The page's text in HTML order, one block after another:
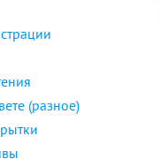
(разное)